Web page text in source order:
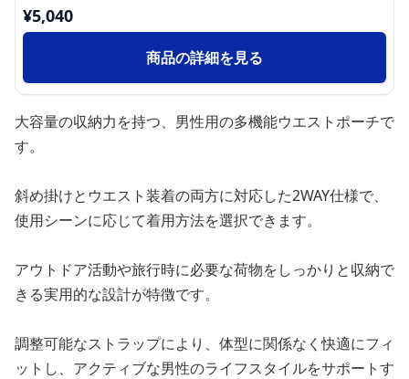
¥5,040
商品の詳細を見る
大容量の収納力を持つ、男性用の多機能ウエストポーチで
す。
斜め掛けとウエスト装着の両方に対応した2WAY仕様で、
使用シーンに応じて着用方法を選択できます。
アウトドア活動や旅行時に必要な荷物をしっかりと収納で
きる実用的な設計が特徴です。
調整可能なストラップにより、体型に関係なく快適にフィ
ットし、アクティブな男性のライフスタイルをサポートす